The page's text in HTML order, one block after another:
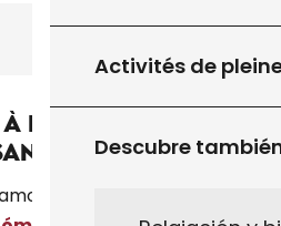
Activités de
Descubre
l'eau de là'' :
Cassel